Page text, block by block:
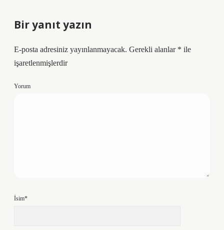
Bir yanıt yazın
E-posta adresiniz yayınlanmayacak. Gerekli alanlar * ile
işaretlenmişlerdir
Yorum
İsim*